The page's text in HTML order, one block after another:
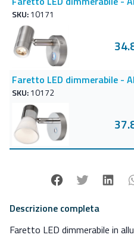
SKU:10171
Faretto LED dimmerabile -
SKU:10172
Facebook
Twitter
Descrizione completa
Faretto LED dimmerabile in